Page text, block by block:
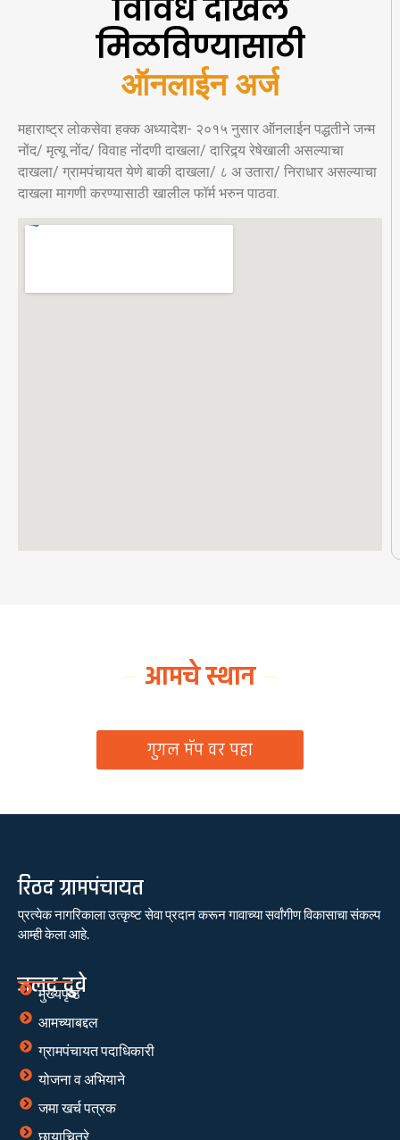
विविध दाखले
मिळविण्यासाठी
ऑनलाईन अर्ज
महाराष्ट्र लोकसेवा हक्क अध्यादेश- २०१५ नुसार ऑनलाईन पद्धतीने जन्म
नोंद/ मृत्यू नोंद/ विवाह नोंदणी दाखला/ दारिद्र्य रेषेखाली असल्याचा
दाखला/ ग्रामपंचायत येणे बाकी दाखला/ ८ अ उतारा/ निराधार असल्याचा
दाखला मागणी करण्यासाठी खालील फॉर्म भरुन पाठवा.
आमचे स्थान
गुगल मॅप वर पहा
रिठद ग्रामपंचायत
प्रत्येक नागरिकाला उत्कृष्ट सेवा प्रदान करून गावाच्या सर्वांगीण विकासाचा संकल्प
आम्ही केला आहे.
जलद दुवे
मुख्यपृष्ठ
आमच्याबद्दल
ग्रामपंचायत पदाधिकारी
योजना व अभियाने
जमा खर्च पत्रक
छायाचित्रे